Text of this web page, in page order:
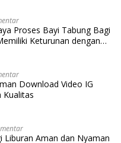
Proses Bayi Tabung Bagi
Keturunan dengan
Download Video IG
Kualitas
Liburan Aman dan Nyaman